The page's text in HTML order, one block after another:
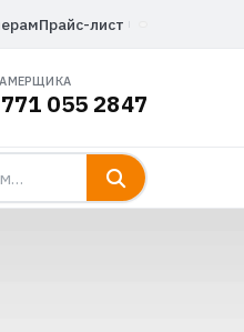
Прайс-лист
055 2847